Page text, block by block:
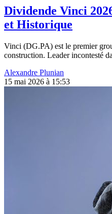
Dividende Vinci
et Historique
Vinci (DG.PA) est le premier
construction. Leader incontesté
Alexandre Plunian
15 mai 2026 à 15:53